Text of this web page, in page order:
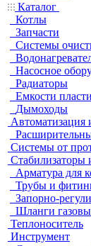
Каталог
Котлы
Запчасти
Системы
Насосное
Радиаторы
Емкости
Дымоходы
Автоматизация
Системы от
Стабилизаторы
Арматура для
Трубы и
Запорно-
Шланги
Теплоноситель
Инструмент